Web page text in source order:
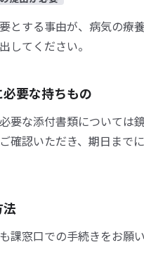
とする事由が、病気の療
してください。
要な持ちもの
要な添付書類については
確認いただき、期日まで
課窓口での手続きをお願い